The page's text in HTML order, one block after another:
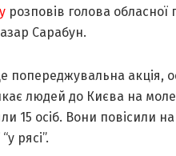
розповів голова обласної
Сарабун.
попереджувальна акція,
людей до Києва на
15 осіб. Вони повісили
рясі”.